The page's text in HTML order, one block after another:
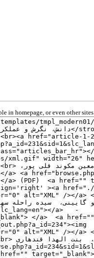
in homepage, or even other sites